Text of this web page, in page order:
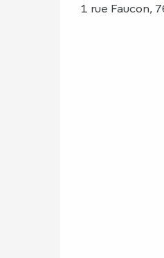
1 rue Faucon,